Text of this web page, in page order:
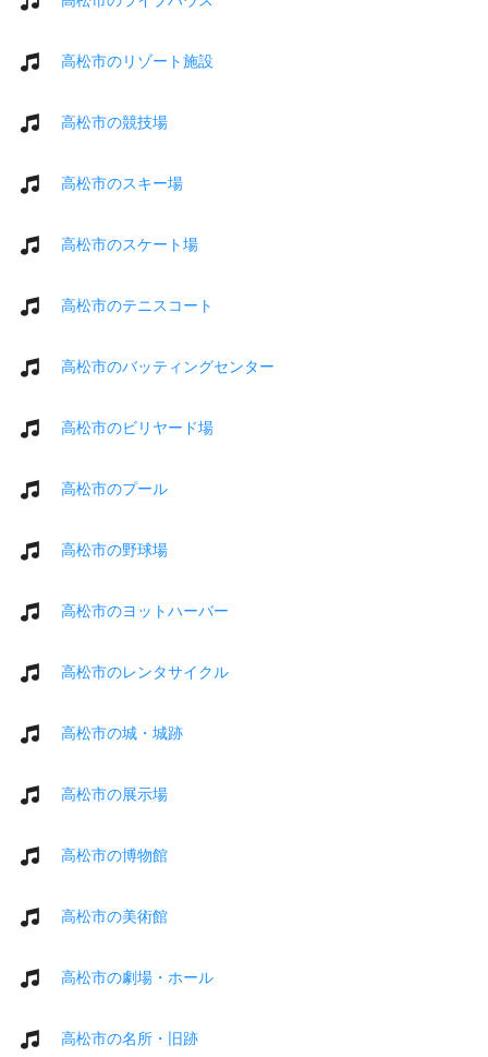
高松市のリゾート施設
高松市の競技場
高松市のスキー場
高松市のスケート場
高松市のテニスコート
高松市のバッティングセンター
高松市のビリヤード場
高松市のプール
高松市の野球場
高松市のヨットハーバー
高松市のレンタサイクル
高松市の城・城跡
高松市の展示場
高松市の博物館
高松市の美術館
高松市の劇場・ホール
高松市の名所・旧跡